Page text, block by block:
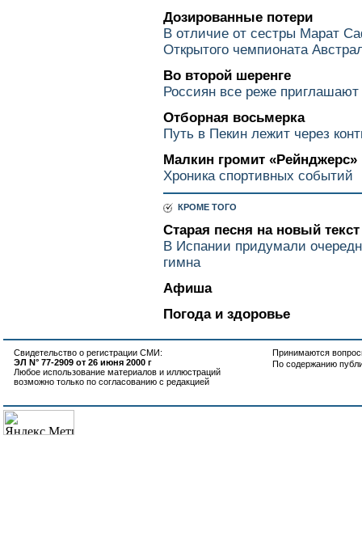
Дозированные потери
В отличие от сестры Марат
Открытого чемпионата
Во второй шеренге
Россиян все реже
Отборная восьмерка
Путь в Пекин лежит через
Малкин громит «Рейнджерс»
Хроника спортивных событий
КРОМЕ ТОГО
Старая песня на новый текст
В Испании придумали
гимна
Афиша
Погода и здоровье
Свидетельство о регистрации СМИ:
ЭЛ N° 77-2909 от 26 июня 2000 г
Любое использование материалов и иллюстраций
возможно только по согласованию с редакцией
Принимаются
По содержанию